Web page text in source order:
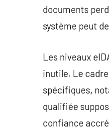
documents
système peut
Les niveaux
inutile. Le
spécifiques,
qualifiée
confiance